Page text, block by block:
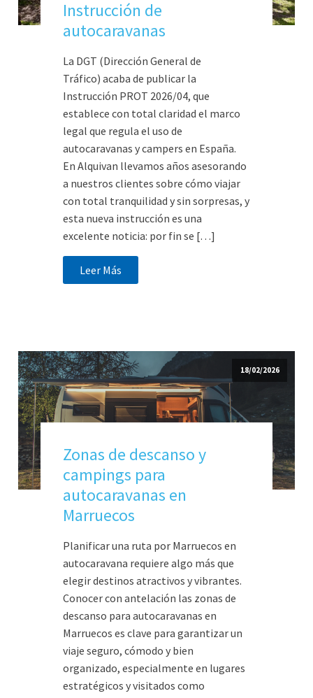
Instrucción de
autocaravanas
La DGT (Dirección General de
Tráfico) acaba de publicar la
Instrucción PROT 2026/04, que
establece con total claridad el marco
legal que regula el uso de
autocaravanas y campers en España.
En Alquivan llevamos años asesorando
a nuestros clientes sobre cómo viajar
con total tranquilidad y sin sorpresas, y
esta nueva instrucción es una
excelente noticia: por fin se […]
Leer Más
18/02/2026
Zonas de descanso y
campings para
autocaravanas en
Marruecos
Planificar una ruta por Marruecos en
autocaravana requiere algo más que
elegir destinos atractivos y vibrantes.
Conocer con antelación las zonas de
descanso para autocaravanas en
Marruecos es clave para garantizar un
viaje seguro, cómodo y bien
organizado, especialmente en lugares
estratégicos y visitados como